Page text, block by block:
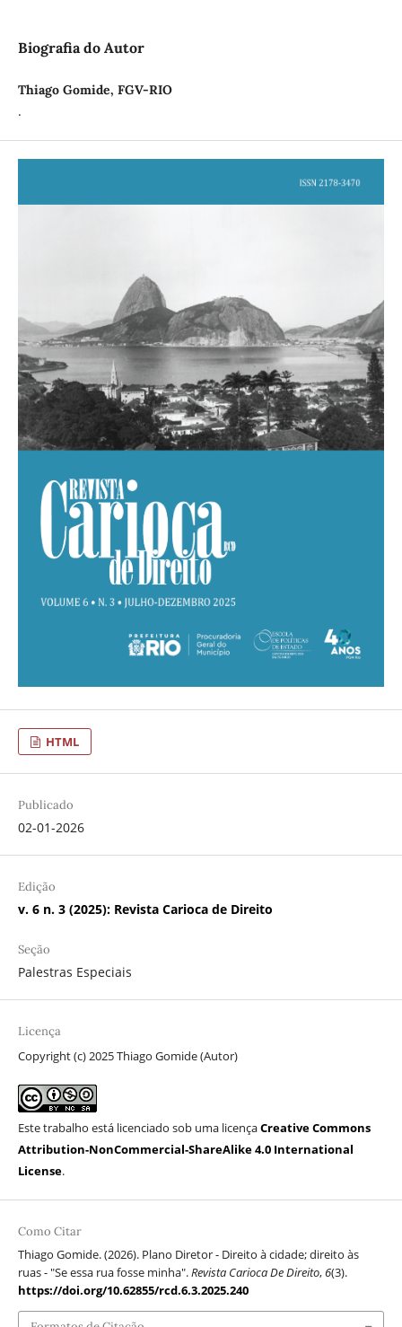
Biografia do Autor
Thiago Gomide, FGV-RIO
.
HTML
Publicado
02-01-2026
Edição
v. 6 n. 3 (2025): Revista Carioca de Direito
Seção
Palestras Especiais
Licença
Copyright (c) 2025 Thiago Gomide (Autor)
Este trabalho está licenciado sob uma licençaCreative Commons
Attribution-NonCommercial-ShareAlike 4.0 International
License.
Como Citar
Thiago Gomide. (2026). Plano Diretor - Direito à cidade; direito às
ruas - "Se essa rua fosse minha".Revista Carioca De Direito,6(3).
https://doi.org/10.62855/rcd.6.3.2025.240